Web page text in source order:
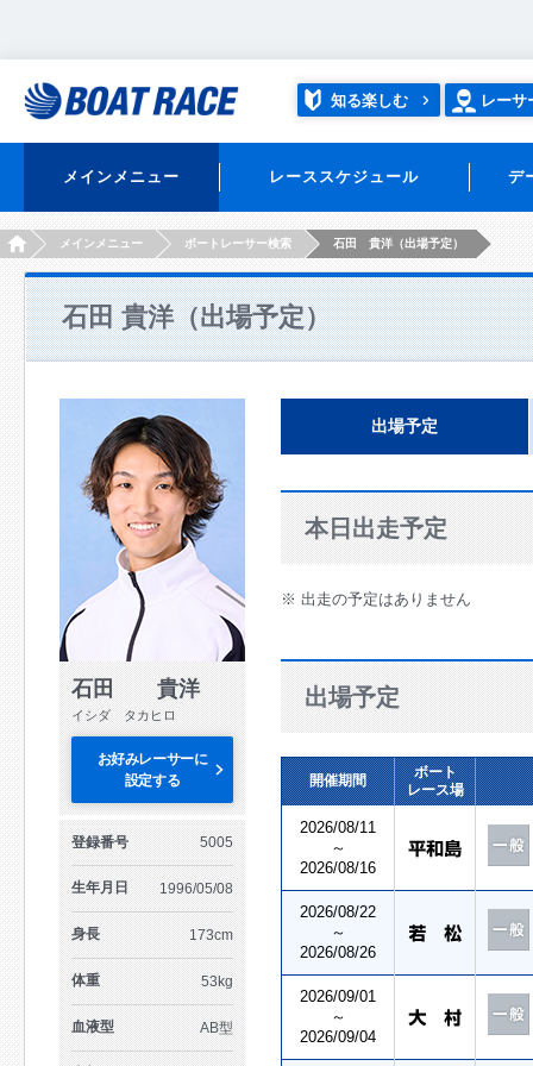
知る楽しむ レーサ
メインメニュー レーススケジュール デ
HOMEメインメニュー ボートレーサー検索 石田 貴洋（出場予定）
石田 貴洋（出場予定）
石田 貴洋
イシダ タカヒロ
お好みレーサーに
設定する
登録番号 5005
生年月日 1996/05/08
身長 173cm
体重 53kg
血液型 AB型
出場予定
本日出走予定
※ 出走の予定はありません
出場予定
開催期間
ボート
レース場
2026/08/11
～
2026/08/16
2026/08/22
～
2026/08/26
2026/09/01
～
2026/09/04